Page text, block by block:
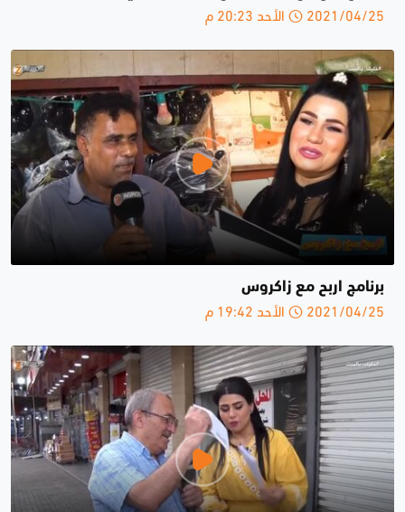
2021/04/25 الأحد 20:23 م
برنامج اربح مع زاكروس
2021/04/25 الأحد 19:42 م